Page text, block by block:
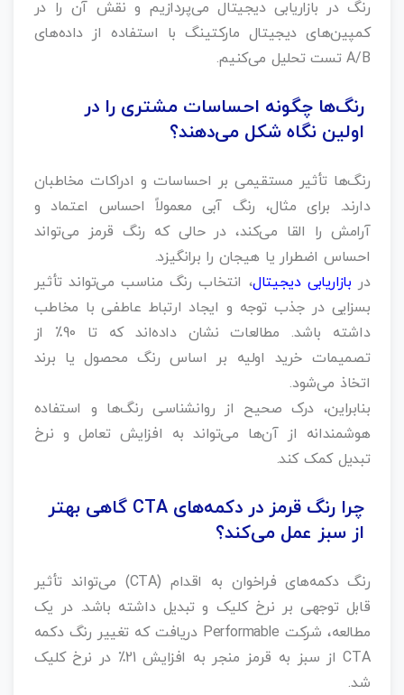
رنگ در بازاریابی دیجیتال می‌پردازیم و نقش آن را در
کمپین‌های دیجیتال مارکتینگ با استفاده از داده‌های
A/B تست تحلیل می‌کنیم.
رنگ‌ها چگونه احساسات مشتری را در
اولین نگاه شکل می‌دهند؟
رنگ‌ها تأثیر مستقیمی بر احساسات و ادراکات مخاطبان
دارند. برای مثال، رنگ آبی معمولاً احساس اعتماد و
آرامش را القا می‌کند، در حالی که رنگ قرمز می‌تواند
احساس اضطرار یا هیجان را برانگیزد.
در بازاریابی دیجیتال، انتخاب رنگ مناسب می‌تواند تأثیر
بسزایی در جذب توجه و ایجاد ارتباط عاطفی با مخاطب
داشته باشد. مطالعات نشان داده‌اند که تا 90٪ از
تصمیمات خرید اولیه بر اساس رنگ محصول یا برند
اتخاذ می‌شود.
بنابراین، درک صحیح از روانشناسی رنگ‌ها و استفاده
هوشمندانه از آن‌ها می‌تواند به افزایش تعامل و نرخ
تبدیل کمک کند.
چرا رنگ قرمز در دکمه‌های CTA گاهی بهتر
از سبز عمل می‌کند؟
رنگ دکمه‌های فراخوان به اقدام (CTA) می‌تواند تأثیر
قابل توجهی بر نرخ کلیک و تبدیل داشته باشد. در یک
مطالعه، شرکت Performable دریافت که تغییر رنگ دکمه
CTA از سبز به قرمز منجر به افزایش 21٪ در نرخ کلیک
شد.